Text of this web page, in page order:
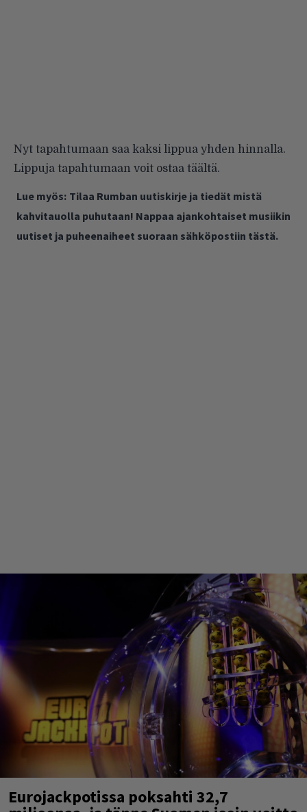
Nyt tapahtumaan saa kaksi lippua yhden hinnalla.
Lippuja tapahtumaan voit ostaa täältä.
Lue myös: Tilaa Rumban uutiskirje ja tiedät mistä
kahvitauolla puhutaan! Nappaa ajankohtaiset musiikin
uutiset ja puheenaiheet suoraan sähköpostiin tästä.
Eurojackpotissa poksahti 32,7